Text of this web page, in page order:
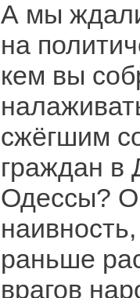
А мы
на
кем вы
сжёгшим
граждан
Одессы?
раньше
врагов